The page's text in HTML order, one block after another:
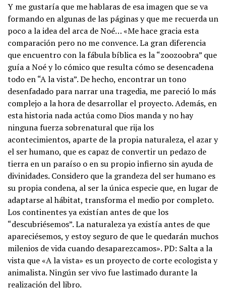
Y me gustaría que me hablaras de esa imagen que se va
formando en algunas de las páginas y que me recuerda un
poco a la idea del arca de Noé… «Me hace gracia esta
comparación pero no me convence. La gran diferencia
que encuentro con la fábula bíblica es la “zoozoobra” que
guía a Noé y lo cómico que resulta cómo se desencadena
todo en “A la vista”. De hecho, encontrar un tono
desenfadado para narrar una tragedia, me pareció lo más
complejo a la hora de desarrollar el proyecto. Además, en
esta historia nada actúa como Dios manda y no hay
ninguna fuerza sobrenatural que rija los
acontecimientos, aparte de la propia naturaleza, el azar y
el ser humano, que es capaz de convertir un pedazo de
tierra en un paraíso o en su propio infierno sin ayuda de
divinidades. Considero que la grandeza del ser humano es
su propia condena, al ser la única especie que, en lugar de
adaptarse al hábitat, transforma el medio por completo.
Los continentes ya existían antes de que los
“descubriésemos”. La naturaleza ya existía antes de que
apareciésemos, y estoy seguro de que le quedarán muchos
milenios de vida cuando desaparezcamos». PD: Salta a la
vista que «A la vista» es un proyecto de corte ecologista y
animalista. Ningún ser vivo fue lastimado durante la
realización del libro.